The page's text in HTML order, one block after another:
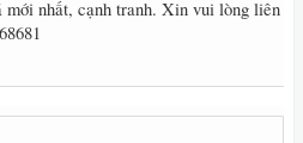
mới nhất, cạnh tranh. Xin vui lòng liên